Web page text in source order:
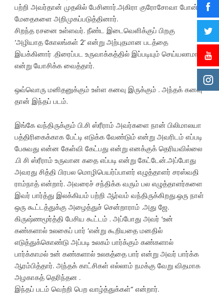
பற்றி அவர்தான் முதலில் பேசினார்.அகிரா குரோசோவா போன்ற
மேதைகளை அறிமுகப்படுத்தினார்.
சிறந்த ரசனை உள்ளவர். நீண்ட இடைவெளிக்குப் பிறகு
‘அழியாத கோலங்கள் 2’ என்று அற்புதமான படத்தை
இயக்கினார் .திரைப்பட உருவாக்கத்தில் இப்படியும் செய்யலாமா
என்று யோசிக்க வைத்தார்.
ஒவ்வொரு மனிதனுக்கும் உள்ள கனவு இருக்கும் . அந்தக் கனவு
தான் இந்தப் படம்.
இங்கே வந்திருக்கும் பி.சி ஸ்ரீராம் அவர்களை நான் பிலிமாலயா
பத்திரிகைக்காக பேட்டி எடுக்க வேண்டும் என்று அவரிடம் எப்படி
பேசுவது என்ன கேள்வி கேட்பது என்று எனக்குக் தெரியவில்லை
.பி சி ஸ்ரீராம் உருவான கதை எப்படி என்று கேட்டேன்.அப்போது
அவரது சித்தி பிரபல மொழிபெயர்ப்பாளர் எழுத்தாளர் சரஸ்வதி
ராம்நாத் என்றார். அவரைச் சந்திக்க வரும் பல எழுத்தாளர்களை
இவர் பார்த்து இலக்கியம் பற்றி ஆர்வம் வந்திருக்கிறது.ஒரு நாள்
ஒரு கூட்டத்துக்கு அழைத்துச் சென்றாராம் .அது ஜே.
கிருஷ்ணமூர்த்தி பேசிய கூட்டம் . அப்போது அவர் ‘உன்
கண்களால் உலகைப் பார் ‘என்று கூறியதை மனதில்
எடுத்துக்கொண்டு அப்படி உலகம் பார்க்கும் கண்களால்
பார்க்காமல் உன் கண்களால் உலகத்தை பார் என்று அவர் பார்க்க
ஆரம்பித்தார். அந்தக் காட்சிகள் எல்லாம் நமக்கு வேறு விதமாக
அழகாகத் தெரிந்தன .
இந்தப் படம் வெற்றி பெற வாழ்த்துக்கள்” என்றார்.